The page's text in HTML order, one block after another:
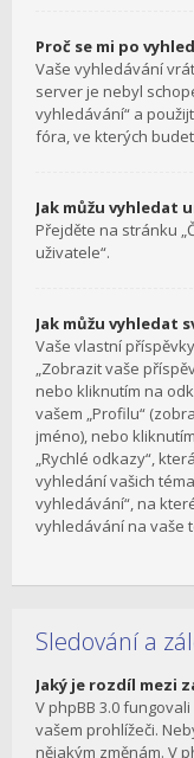
Proč se mi po
Vaše vyhledávání
server je nebyl
vyhledávání“ a
fóra, ve kterých
Jak můžu vyhledat
Přejděte na stránku
uživatele“.
Jak můžu vyhledat
Vaše vlastní
„Zobrazit vaše
nebo kliknutím na
vašem „Profilu“
jméno), nebo
„Rychlé odkazy“,
vyhledání vašich
vyhledávání“, na
vyhledávání na vaše
Sledování a
Jaký je rozdíl mezi
V phpBB 3.0
vašem prohlížeči.
nějakým změnám. V